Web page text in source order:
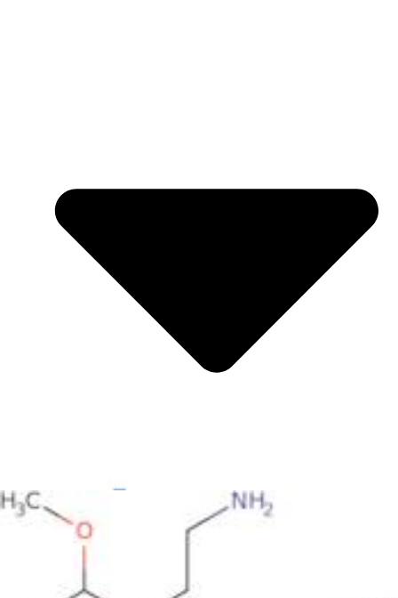
Metales
Metaloide